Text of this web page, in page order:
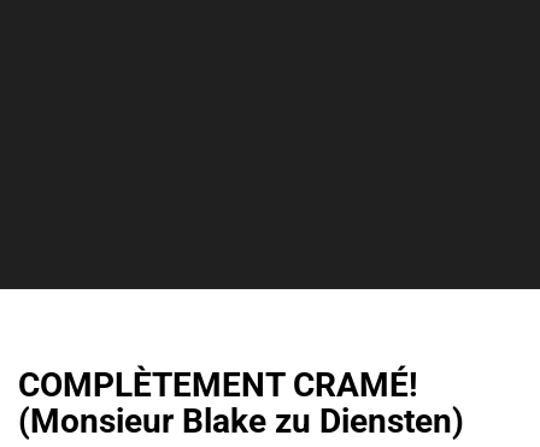
COMPLÈTEMENT CRAMÉ!
(Monsieur Blake zu Diensten)